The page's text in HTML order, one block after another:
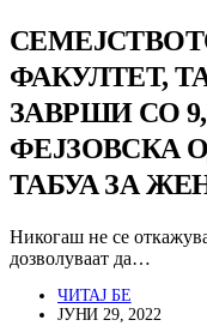
ФАКУЛТЕТ,
ЗАВРШИ СО
ФЕЈЗОВСКА
ТАБУА ЗА
Никогаш не се
дозволуваат да…
ЧИТАЈ БЕ
ЈУНИ 29, 2022